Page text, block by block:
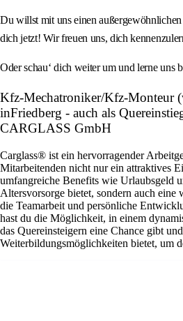
Du willst mit uns einen
dich jetzt! Wir freuen uns, dich
Oder schau‘ dich weiter um und lerne uns
Kfz-Mechatroniker/Kfz-Monteur
inFriedberg - auch als
CARGLASS GmbH
Carglass® ist ein hervorragender
Mitarbeitenden nicht nur ein attraktives
umfangreiche Benefits wie Urlaubsgeld
Altersvorsorge bietet, sondern auch eine
die Teamarbeit und persönliche
hast du die Möglichkeit, in einem
das Quereinsteigern eine Chance gibt
Weiterbildungsmöglichkeiten bietet, um